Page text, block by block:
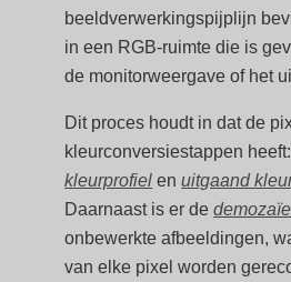
beeldverwerkingspijplijn
in een RGB-ruimte die is
de monitorweergave of het
Dit proces houdt in dat de
kleurconversiestappen
kleurprofiel enuitgaand
Daarnaast is er de
onbewerkte afbeeldingen,
van elke pixel worden